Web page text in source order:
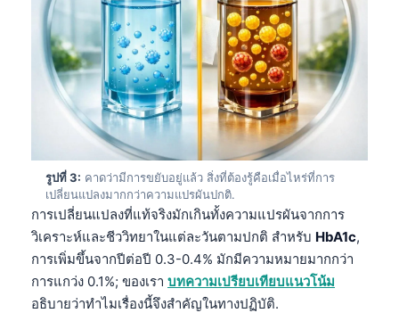
รูปที่ 3: คาดว่ามีการขยับอยู่แล้ว สิ่งที่ต้องรู้คือเมื่อไหร่ที่การ
เปลี่ยนแปลงมากกว่าความแปรผันปกติ.
การเปลี่ยนแปลงที่แท้จริงมักเกินทั้งความแปรผันจากการ
วิเคราะห์และชีววิทยาในแต่ละวันตามปกติ สำหรับ HbA1c,
การเพิ่มขึ้นจากปีต่อปี 0.3-0.4% มักมีความหมายมากกว่า
การแกว่ง 0.1%; ของเรา บทความเปรียบเทียบแนวโน้ม
อธิบายว่าทำไมเรื่องนี้จึงสำคัญในทางปฏิบัติ.